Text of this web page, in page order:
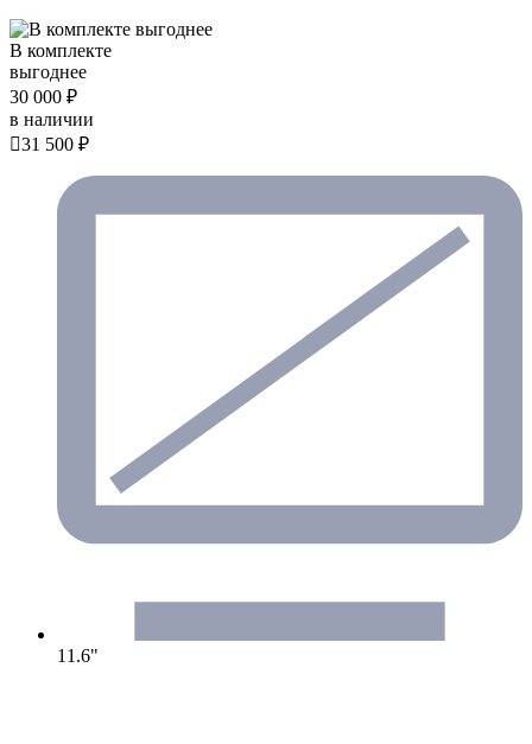
В комплекте
выгоднее
30 000 ₽
в наличии
31 500 ₽
11.6"